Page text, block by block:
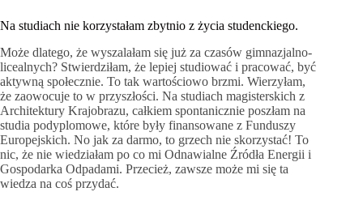
Na studiach nie korzystałam zbytnio z życia studenckiego.
Może dlatego, że wyszalałam się już za czasów gimnazjalno-
licealnych? Stwierdziłam, że lepiej studiować i pracować, być
aktywną społecznie. To tak wartościowo brzmi. Wierzyłam,
że zaowocuje to w przyszłości. Na studiach magisterskich z
Architektury Krajobrazu, całkiem spontanicznie poszłam na
studia podyplomowe, które były finansowane z Funduszy
Europejskich. No jak za darmo, to grzech nie skorzystać! To
nic, że nie wiedziałam po co mi Odnawialne Źródła Energii i
Gospodarka Odpadami. Przecież, zawsze może mi się ta
wiedza na coś przydać.